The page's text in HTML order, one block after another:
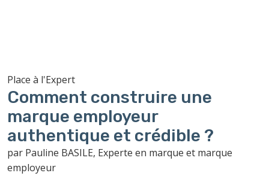
Place à l'Expert
Comment construire une
marque employeur
authentique et crédible ?
par Pauline BASILE, Experte en marque et marque
employeur